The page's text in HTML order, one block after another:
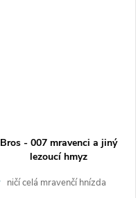
Bros - 007 mravenci a jiný
lezoucí hmyz
ničí celá mravenčí hnízda